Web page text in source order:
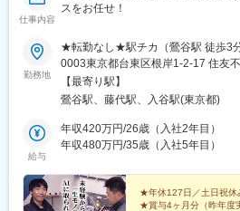
配属先は顧客のニーズに応えるべく
を重視しています。
一人ひとりが裁量を持って業務に取
た時にはすぐに相談できる風通しの
変更の範囲：会社の定める業務
仕事内容
スをお任せ！
勤務地
★転勤なし★駅チカ（鶯谷駅 徒歩3
0003東京都台東区根岸1-2-17 住友
クセス】JR山手線・京浜東北線「
ロ日比谷線「入谷駅」より徒歩6分※
【最寄り駅】
鶯谷駅、藤代駅、入谷駅(東京都)
給与
年収420万円/26歳（入社2年目）
年収480万円/35歳（入社5年目）
★年休127日／土日祝休
★賞与4ヶ月分（昨年度